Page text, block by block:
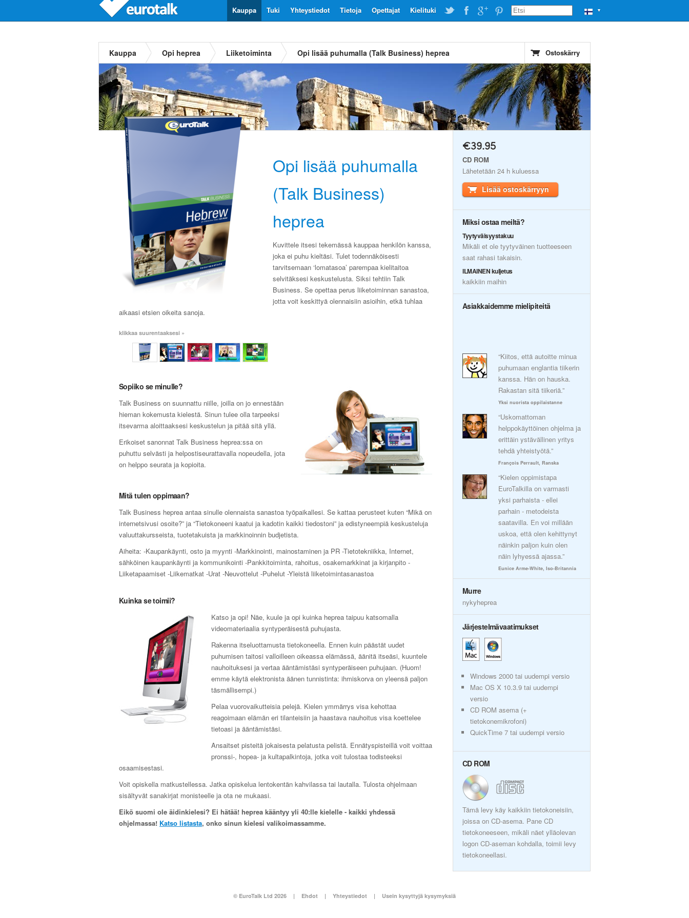
▼
Kielituki
Opettajat
Tietoja
Yhteystiedot
Tuki
Kauppa
Kauppa Opi heprea Liiketoiminta Opi lisää puhumalla (Talk Business) heprea Ostoskärry
Opi lisää puhumalla
(Talk Business)
heprea
Kuvittele itsesi tekemässä kauppaa henkilön kanssa,
joka ei puhu kieltäsi. Tulet todennäköisesti
tarvitsemaan ‘lomatasoa’ parempaa kielitaitoa
selvitäksesi keskustelusta. Siksi tehtiin Talk
Business. Se opettaa perus liiketoiminnan sanastoa,
jotta voit keskittyä olennaisiin asioihin, etkä tuhlaa
aikaasi etsien oikeita sanoja.
klikkaa suurentaaksesi »
Sopiiko se minulle?
Talk Business on suunnattu niille, joilla on jo ennestään
hieman kokemusta kielestä. Sinun tulee olla tarpeeksi
itsevarma aloittaaksesi keskustelun ja pitää sitä yllä.
Erikoiset sanonnat Talk Business heprea:ssa on
puhuttu selvästi ja helpostiseurattavalla nopeudella, jota
on helppo seurata ja kopioita.
Mitä tulen oppimaan?
Talk Business heprea antaa sinulle olennaista sanastoa työpaikallesi. Se kattaa perusteet kuten “Mikä on
internetsivusi osoite?” ja “Tietokoneeni kaatui ja kadotin kaikki tiedostoni” ja edistyneempiä keskusteluja
valuuttakursseista, tuotetakuista ja markkinoinnin budjetista.
Aiheita: -Kaupankäynti, osto ja myynti -Markkinointi, mainostaminen ja PR -Tietotekniikka, Internet,
sähköinen kaupankäynti ja kommunikointi -Pankkitoiminta, rahoitus, osakemarkkinat ja kirjanpito -
Liiketapaamiset -Liikematkat -Urat -Neuvottelut -Puhelut -Yleistä liiketoimintasanastoa
Kuinka se toimii?
Katso ja opi! Näe, kuule ja opi kuinka heprea taipuu katsomalla
videomateriaalia syntyperäisestä puhujasta.
Rakenna itseluottamusta tietokoneella. Ennen kuin päästät uudet
puhumisen taitosi valloilleen oikeassa elämässä, äänitä itseäsi, kuuntele
nauhoituksesi ja vertaa ääntämistäsi syntyperäiseen puhujaan. (Huom!
emme käytä elektronista äänen tunnistinta: ihmiskorva on yleensä paljon
täsmällisempi.)
Pelaa vuorovaikutteisia pelejä. Kielen ymmärrys visa kehottaa
reagoimaan elämän eri tilanteisiin ja haastava nauhoitus visa koettelee
tietoasi ja ääntämistäsi.
Ansaitset pisteitä jokaisesta pelatusta pelistä. Ennätyspisteillä voit voittaa
pronssi-, hopea- ja kultapalkintoja, jotka voit tulostaa todisteeksi
osaamisestasi.
Voit opiskella matkustellessa. Jatka opiskelua lentokentän kahvilassa tai lautalla. Tulosta ohjelmaan
sisältyvät sanakirjat monisteelle ja ota ne mukaasi.
Eikö suomi ole äidinkielesi? Ei hätää! heprea kääntyy yli 40:lle kielelle - kaikki yhdessä
ohjelmassa! Katso listasta, onko sinun kielesi valikoimassamme.
€39.95
CD ROM
Lähetetään 24 h kuluessa
Lisää ostoskärryyn
Miksi ostaa meiltä?
Tyytyväisyystakuu
Mikäli et ole tyytyväinen tuotteeseen
saat rahasi takaisin.
ILMAINEN kuljetus
kaikkiin maihin
Asiakkaidemme mielipiteitä
“Kiitos, että autoitte minua
puhumaan englantia tiikerin
kanssa. Hän on hauska.
Rakastan sitä tiikeriä.”
Yksi nuorista oppilaistanne
“Uskomattoman
helppokäyttöinen ohjelma ja
erittäin ystävällinen yritys
tehdä yhteistyötä.”
François Perrault, Ranska
“Kielen oppimistapa
EuroTalkilla on varmasti
yksi parhaista - ellei
parhain - metodeista
saatavilla. En voi millään
uskoa, että olen kehittynyt
näinkin paljon kuin olen
näin lyhyessä ajassa.”
Eunice Arme-White, Iso-Britannia
Murre
nykyheprea
Järjestelmävaatimukset
Windows 2000 tai uudempi versio
Mac OS X 10.3.9 tai uudempi
versio
CD ROM asema (+
tietokonemikrofoni)
QuickTime 7 tai uudempi versio
CD ROM
Tämä levy käy kaikkiin tietokoneisiin,
joissa on CD-asema. Pane CD
tietokoneeseen, mikäli näet ylläolevan
logon CD-aseman kohdalla, toimii levy
tietokoneellasi.
© EuroTalk Ltd 2026 | Ehdot | Yhteystiedot | Usein kysyttyjä kysymyksiä